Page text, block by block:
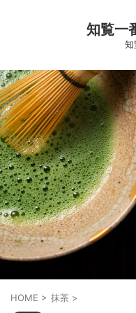
知覧一
知
HOME > 抹茶 >